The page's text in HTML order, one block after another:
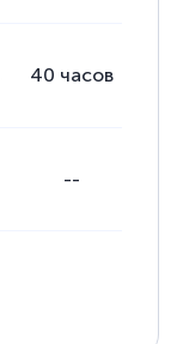
40 часов
--